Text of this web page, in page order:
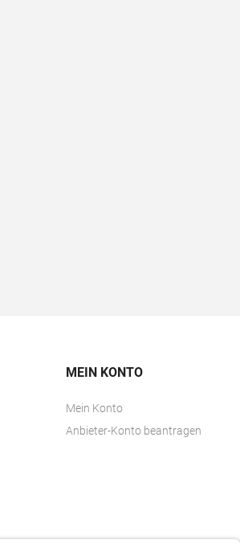
MEIN KONTO
Mein Konto
Anbieter-Konto beantragen